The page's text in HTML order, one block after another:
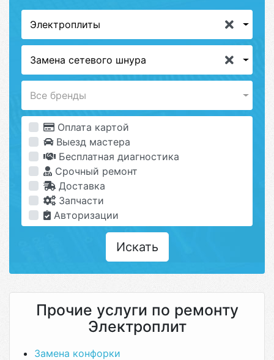
Электроплиты
Замена сетевого шнура
Все бренды
Оплата картой
Выезд мастера
Бесплатная диагностика
Срочный ремонт
Доставка
Запчасти
Авторизации
Искать
Прочие услуги по ремонту
Электроплит
Замена конфорки